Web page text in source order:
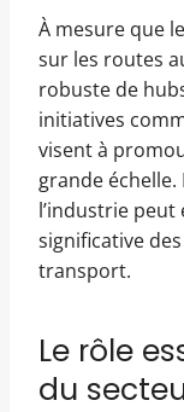
À mesure que
sur les routes
robuste de
initiatives
visent à
grande
l’industrie
significative
transport.
Le rôle
du